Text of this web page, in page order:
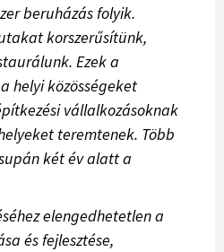
beruházás folyik.
korszerűsítünk,
Ezek a
helyi közösségeket
vállalkozásoknak
teremtenek. Több
két év alatt a
elengedhetetlen a
és fejlesztése,